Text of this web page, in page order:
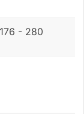
176 - 280